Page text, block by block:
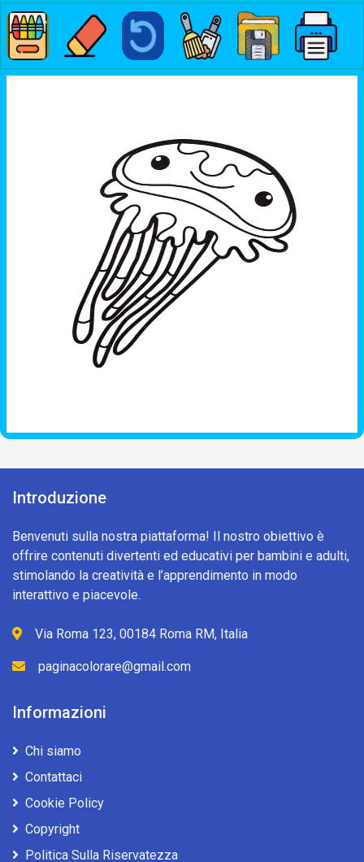
Introduzione
Benvenuti sulla nostra piattaforma! Il nostro obiettivo è
offrire contenuti divertenti ed educativi per bambini e adulti,
stimolando la creatività e l’apprendimento in modo
interattivo e piacevole.
Via Roma 123, 00184 Roma RM, Italia
paginacolorare@gmail.com
Informazioni
Chi siamo
Contattaci
Cookie Policy
Copyright
Politica Sulla Riservatezza